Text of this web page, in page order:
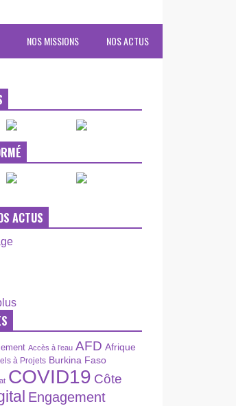
NOS ACTUS
NOS MISSIONS
ACTUS
Accès à l’eau AFD Afrique
à Projets Burkina Faso
COVID19 Côte
Engagement